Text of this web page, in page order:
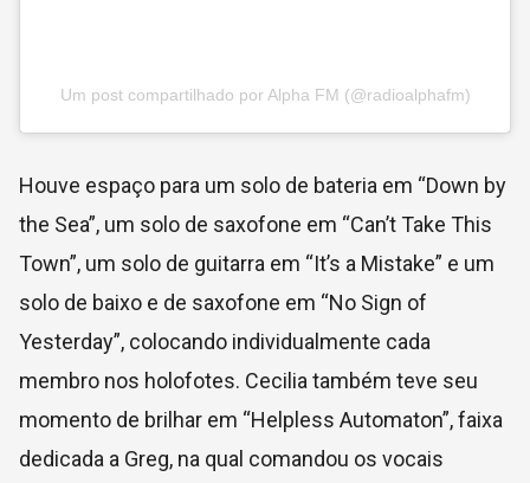
Um post compartilhado por Alpha FM (@radioalphafm)
Houve espaço para um solo de bateria em “Down by
the Sea”, um solo de saxofone em “Can’t Take This
Town”, um solo de guitarra em “It’s a Mistake” e um
solo de baixo e de saxofone em “No Sign of
Yesterday”, colocando individualmente cada
membro nos holofotes. Cecilia também teve seu
momento de brilhar em “Helpless Automaton”, faixa
dedicada a Greg, na qual comandou os vocais